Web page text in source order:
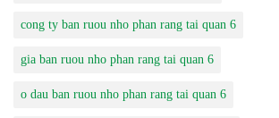
cong ty ban ruou nho phan rang tai quan 6
gia ban ruou nho phan rang tai quan 6
o dau ban ruou nho phan rang tai quan 6